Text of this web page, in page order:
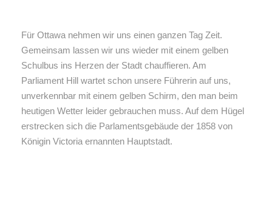
Für Ottawa nehmen wir uns einen ganzen Tag Zeit.
Gemeinsam lassen wir uns wieder mit einem gelben
Schulbus ins Herzen der Stadt chauffieren. Am
Parliament Hill wartet schon unsere Führerin auf uns,
unverkennbar mit einem gelben Schirm, den man beim
heutigen Wetter leider gebrauchen muss. Auf dem Hügel
erstrecken sich die Parlamentsgebäude der 1858 von
Königin Victoria ernannten Hauptstadt.